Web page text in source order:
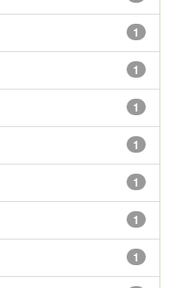
1
1
1
1
1
1
1